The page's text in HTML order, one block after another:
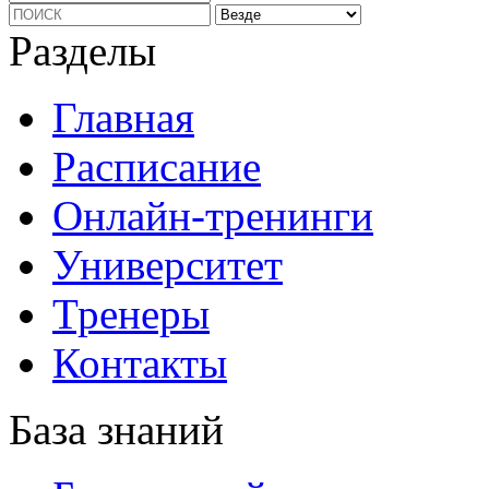
Разделы
Главная
Расписание
Онлайн-тренинги
Университет
Тренеры
Контакты
База знаний